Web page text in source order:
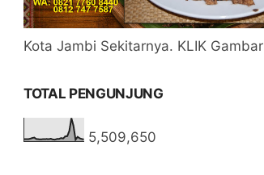
Kota Jambi Sekitarnya. KLIK Gambar
TOTAL PENGUNJUNG
5,509,650